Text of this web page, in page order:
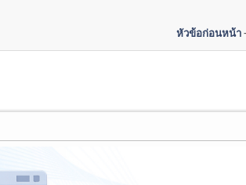
หัวข้อก่อนหน้า-